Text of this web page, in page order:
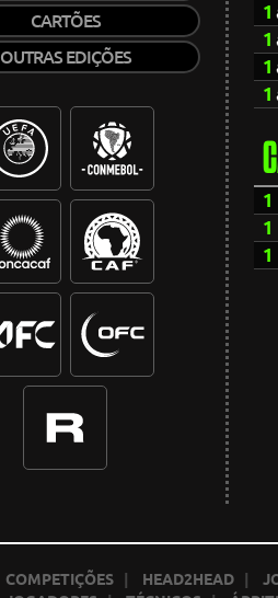
CARTÕES
OUTRAS EDIÇÕES
1
1
1
1
1
1
1
COMPETIÇÕES HEAD2HEAD |